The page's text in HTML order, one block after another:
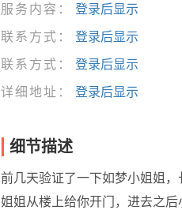
服务内容：
登录后显示
联系方式：
登录后显示
联系方式：
登录后显示
详细地址：
登录后显示
细节描述
前几天验证了一下如梦小姐姐
姐姐从楼上给你开门，进去之